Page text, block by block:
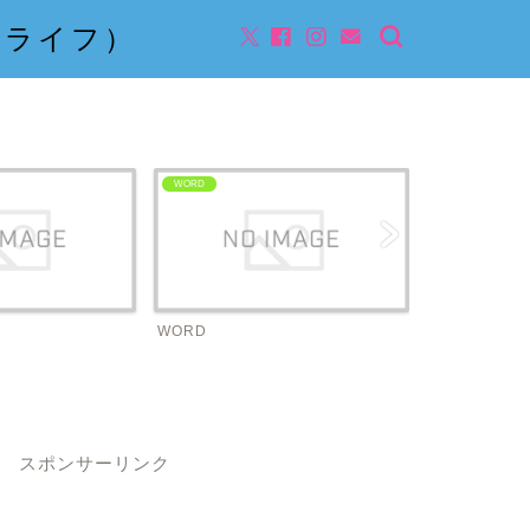
イフ）
WORD
WORD
スポンサーリンク